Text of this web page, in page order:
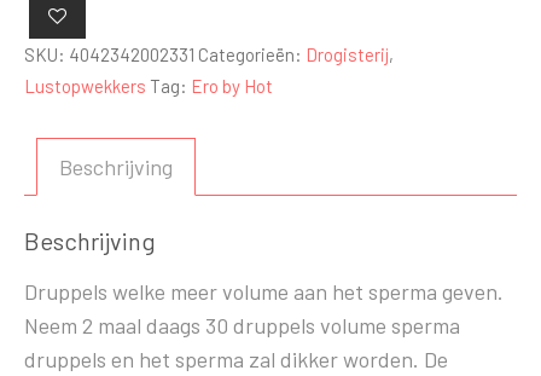
aantal
SKU: 4042342002331 Categorieën: Drogisterij,
Lustopwekkers Tag: Ero by Hot
Beschrijving
Beschrijving
Druppels welke meer volume aan het sperma geven.
Neem 2 maal daags 30 druppels volume sperma
druppels en het sperma zal dikker worden. De